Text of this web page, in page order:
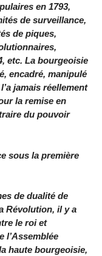
en 1793,
de surveillance,
de piques,
etc. La bourgeoisie
encadré, manipulé
jamais réellement
la remise en
du pouvoir
sous la première
de dualité de
Révolution, il y a
le roi et
l’Assemblée
haute bourgeoisie,